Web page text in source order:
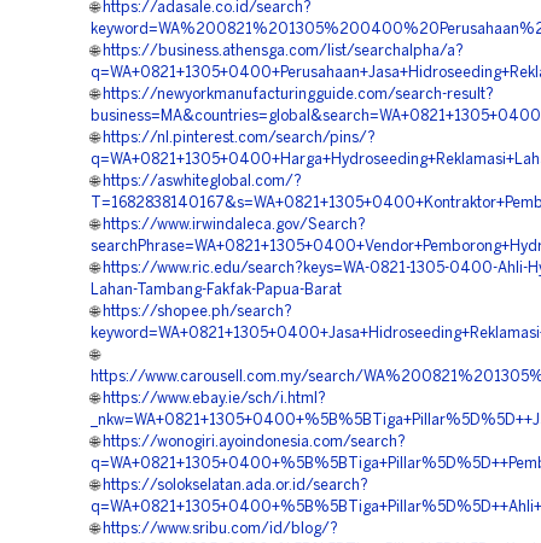
🌐 https://adasale.co.id/search?
🌐 https://business.athensga.com/list/searchalpha/a?
🌐 https://newyorkmanufacturingguide.com/search-result?
🌐 https://nl.pinterest.com/search/pins/?
🌐 https://aswhiteglobal.com/?
🌐 https://www.irwindaleca.gov/Search?
🌐 https://www.ric.edu/search?keys=WA-0821-1305-0400-Ahli-
Lahan-Tambang-Fakfak-Papua-Barat
🌐 https://shopee.ph/search?
🌐
https://www.carousell.com.my/search/
🌐 https://www.ebay.ie/sch/i.html?
🌐 https://wonogiri.ayoindonesia.com/search?
🌐 https://solokselatan.ada.or.id/search?
🌐 https://www.sribu.com/id/blog/?